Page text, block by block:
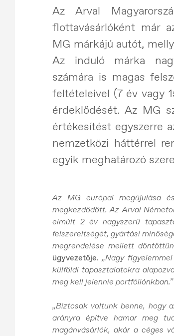
Az Arval
flottavásárlóként már
MG márkájú autót,
Az induló márka
számára is magas
feltételeivel (7 év vagy
érdeklődését. Az MG
értékesítést egyszerre
nemzetközi háttérrel
egyik meghatározó
Az MG európai megújulása
megkezdődött. Az Arval
elmúlt 2 év nagyszerű
felszereltségét, gyártási
megrendelése mellett
ügyvezetője.„Nagy
külföldi tapasztalatokra
meg kell jelennie portfóliónkban.”
„Biztosak voltunk benne, hogy
arányra építve hamar meg
magánvásárlók, akár a céges